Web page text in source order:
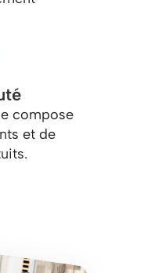
compose
et de